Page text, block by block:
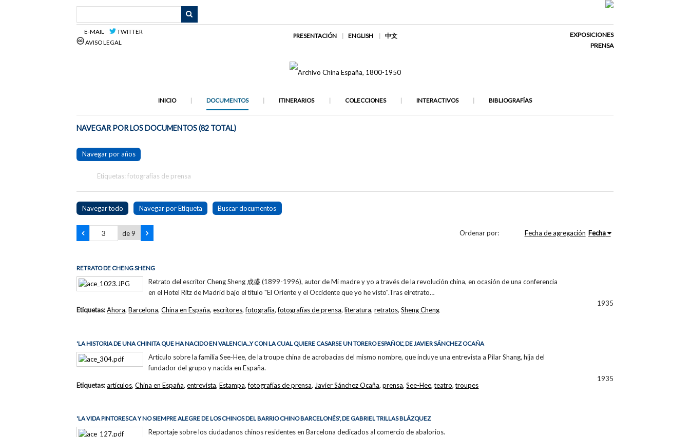
E-MAIL
TWITTER
AVISO LEGAL
PRESENTACIÓN ENGLISH 中文
EXPOSICIONES
PRENSA
INICIO DOCUMENTOS ITINERARIOS COLECCIONES INTERACTIVOS BIBLIOGRAFÍAS
NAVEGAR POR LOS DOCUMENTOS (82 TOTAL)
Navegar por años
Etiquetas: fotografías de prensa
Navegar todo Navegar por Etiqueta Buscar documentos
de 9 Ordenar por: Fecha de agregación Fecha
RETRATO DE CHENG SHENG
Retrato del escritor Cheng Sheng 成盛 (1899-1996), autor de Mi madre y yo a través de la revolución china, en ocasión de una conferencia
en el Hotel Ritz de Madrid bajo el título "El Oriente y el Occidente que yo he visto".Tras elretrato…
1935
Etiquetas:Ahora,Barcelona,China en España,escritores,fotografía,fotografías de prensa,literatura,retratos,Sheng Cheng
'LA HISTORIA DE UNA CHINITA QUE HA NACIDO EN VALENCIA...Y CON LA CUAL QUIERE CASARSE UN TORERO ESPAÑOL', DE JAVIER SÁNCHEZ OCAÑA
Artículo sobre la familia See-Hee, de la troupe china de acrobacias del mismo nombre, que incluye una entrevista a Pilar Shang, hija del
fundador del grupo y nacida en España.
1935
Etiquetas:artículos,China en España,entrevista,Estampa,fotografías de prensa, Javier Sánchez Ocaña,prensa,See-Hee,teatro,troupes
'LA VIDA PINTORESCA Y NO SIEMPRE ALEGRE DE LOS CHINOS DEL BARRIO CHINO BARCELONÉS', DE GABRIEL TRILLAS BLÁZQUEZ
Reportaje sobre los ciudadanos chinos residentes en Barcelona dedicados al comercio de abalorios.